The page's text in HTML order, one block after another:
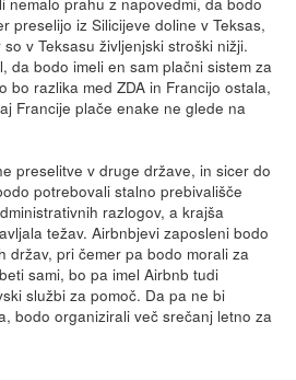
preselijo iz Silicijeve doline v Teksas,
so v Teksasu življenjski stroški nižji.
da bodo imeli en sam plačni sistem za
bo razlika med ZDA in Francijo ostala,
Francije plače enake ne glede na
preselitve v druge države, in sicer do
potrebovali stalno prebivališče
razlogov, a krajša
težav. Airbnbjevi zaposleni bodo
držav, pri čemer pa bodo morali za
sami, bo pa imel Airbnb tudi
službi za pomoč. Da pa ne bi
bodo organizirali več srečanj letno za